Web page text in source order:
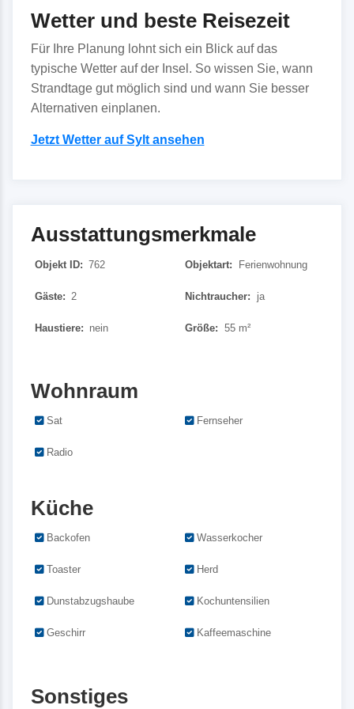
Wetter und beste Reisezeit
Für Ihre Planung lohnt sich ein Blick auf das
typische Wetter auf der Insel. So wissen Sie, wann
Strandtage gut möglich sind und wann Sie besser
Alternativen einplanen.
Jetzt Wetter auf Sylt ansehen
Ausstattungsmerkmale
Objekt ID: 762 Objektart: Ferienwohnung
Gäste: 2 Nichtraucher: ja
Haustiere: nein Größe: 55 m²
Wohnraum
Sat Fernseher
Radio
Küche
Backofen Wasserkocher
Toaster Herd
Dunstabzugshaube Kochuntensilien
Geschirr Kaffeemaschine
Sonstiges